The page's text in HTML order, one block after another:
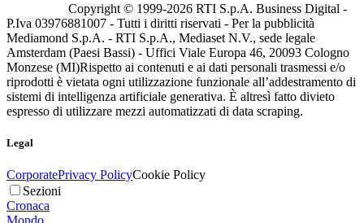
Copyright © 1999-2026 RTI S.p.A. Business Digital -
P.Iva 03976881007 - Tutti i diritti riservati - Per la pubblicità
Mediamond S.p.A. - RTI S.p.A., Mediaset N.V., sede legale
Amsterdam (Paesi Bassi) - Uffici Viale Europa 46, 20093 Cologno
Monzese (MI)Rispetto ai contenuti e ai dati personali trasmessi e/o
riprodotti è vietata ogni utilizzazione funzionale all’addestramento di
sistemi di intelligenza artificiale generativa. È altresì fatto divieto
espresso di utilizzare mezzi automatizzati di data scraping.
Legal
CorporatePrivacy PolicyCookie Policy
Sezioni
Cronaca